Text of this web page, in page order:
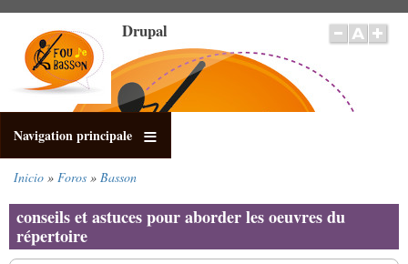
contenido
principal
Drupal
Navigation principale
enlaces
de
ayuda
Inicio Foros Basson
conseils et astuces pour aborder les oeuvres du
répertoire